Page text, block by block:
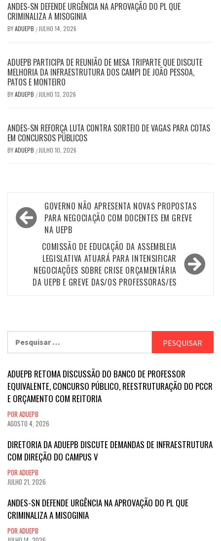
ANDES-SN DEFENDE URGÊNCIA NA APROVAÇÃO DO PL QUE
CRIMINALIZA A MISOGINIA
BYADUEPB / JULHO 14, 2026
ADUEPB PARTICIPA DE REUNIÃO DE MESA TRIPARTE QUE DISCUTE
MELHORIA DA INFRAESTRUTURA DOS CAMPI DE JOÃO PESSOA,
PATOS E MONTEIRO
BYADUEPB / JULHO 13, 2026
ANDES-SN REFORÇA LUTA CONTRA SORTEIO DE VAGAS PARA COTAS
EM CONCURSOS PÚBLICOS
BYADUEPB / JULHO 10, 2026
Navegação
de
GOVERNO NÃO APRESENTA NOVAS PROPOSTAS
PARA NEGOCIAÇÃO COM DOCENTES EM GREVE
NA UEPB
COMISSÃO DE EDUCAÇÃO DA ASSEMBLEIA
LEGISLATIVA ATUARÁ PARA INTENSIFICAR
NEGOCIAÇÕES SOBRE CRISE ORÇAMENTÁRIA
DA UEPB E GREVE DAS/OS PROFESSORAS/ES
ADUEPB RETOMA DISCUSSÃO DO BANCO DE PROFESSOR
EQUIVALENTE, CONCURSO PÚBLICO, REESTRUTURAÇÃO DO PCCR
E ORÇAMENTO COM REITORIA
POR ADUEPB
AGOSTO 4, 2026
DIRETORIA DA ADUEPB DISCUTE DEMANDAS DE INFRAESTRUTURA
COM DIREÇÃO DO CAMPUS V
POR ADUEPB
JULHO 21, 2026
ANDES-SN DEFENDE URGÊNCIA NA APROVAÇÃO DO PL QUE
CRIMINALIZA A MISOGINIA
POR ADUEPB